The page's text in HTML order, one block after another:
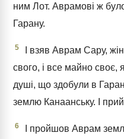
ним Лот. Аврамові ж було
Гарану.
5
І взяв Аврам Сару,
свого, і все майно своє,
душі, що здобули в
землю Канаанську. І
6
І пройшов Аврам